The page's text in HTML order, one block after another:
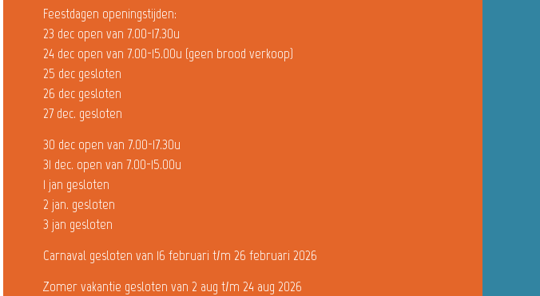
Feestdagen openingstijden:
23 dec open van 7.00-17.30u
24 dec open van 7.00-15.00u (geen brood verkoop)
25 dec gesloten
26 dec gesloten
27 dec. gesloten
30 dec open van 7.00-17.30u
31 dec. open van 7.00-15.00u
1 jan gesloten
2 jan. gesloten
3 jan gesloten
Carnaval gesloten van 16 februari t/m 26 februari 2026
Zomer vakantie gesloten van 2 aug t/m 24 aug 2026